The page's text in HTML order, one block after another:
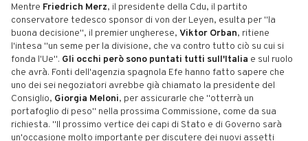
Mentre Friedrich Merz, il presidente della Cdu, il partito
conservatore tedesco sponsor di von der Leyen, esulta per "la
buona decisione", il premier ungherese, Viktor Orban, ritiene
l'intesa "un seme per la divisione, che va contro tutto ciò su cui si
fonda l'Ue". Gli occhi però sono puntati tutti sull'Italia e sul ruolo
che avrà. Fonti dell'agenzia spagnola Efe hanno fatto sapere che
uno dei sei negoziatori avrebbe già chiamato la presidente del
Consiglio, Giorgia Meloni, per assicurarle che "otterrà un
portafoglio di peso" nella prossima Commissione, come da sua
richiesta. "Il prossimo vertice dei capi di Stato e di Governo sarà
un'occasione molto importante per discutere dei nuovi assetti